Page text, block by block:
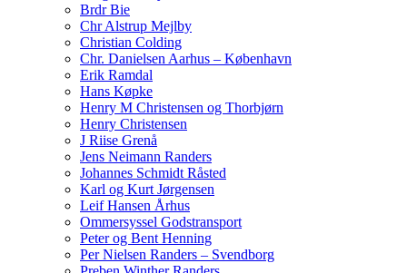
Brdr Bie
Chr Alstrup Mejlby
Christian Colding
Chr. Danielsen Aarhus – København
Erik Ramdal
Hans Køpke
Henry M Christensen og Thorbjørn
Henry Christensen
J Riise Grenå
Jens Neimann Randers
Johannes Schmidt Råsted
Karl og Kurt Jørgensen
Leif Hansen Århus
Ommersyssel Godstransport
Peter og Bent Henning
Per Nielsen Randers – Svendborg